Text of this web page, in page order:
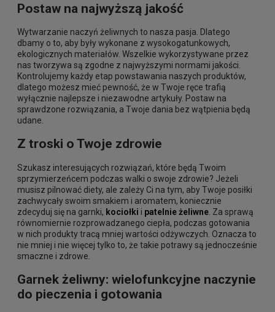
Postaw na najwyższą jakość
Wytwarzanie naczyń żeliwnych to nasza pasja. Dlatego
dbamy o to, aby były wykonane z wysokogatunkowych,
ekologicznych materiałów. Wszelkie wykorzystywane przez
nas tworzywa są zgodne z najwyższymi normami jakości.
Kontrolujemy każdy etap powstawania naszych produktów,
dlatego możesz mieć pewność, że w Twoje ręce trafią
wyłącznie najlepsze i niezawodne artykuły. Postaw na
sprawdzone rozwiązania, a Twoje dania bez wątpienia będą
udane.
Z troski o Twoje zdrowie
Szukasz interesujących rozwiązań, które będą Twoim
sprzymierzeńcem podczas walki o swoje zdrowie? Jeżeli
musisz pilnować diety, ale zależy Ci na tym, aby Twoje posiłki
zachwycały swoim smakiem i aromatem, koniecznie
zdecyduj się na garnki, kociołki i patelnie żeliwne . Za sprawą
równomiernie rozprowadzanego ciepła, podczas gotowania
w nich produkty tracą mniej wartości odżywczych. Oznacza to
nie mniej i nie więcej tylko to, że takie potrawy są jednocześnie
smaczne i zdrowe.
Garnek żeliwny: wielofunkcyjne naczynie
do pieczenia i gotowania